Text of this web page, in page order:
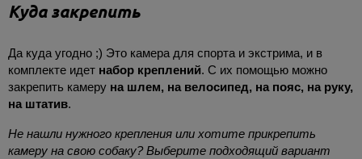
Куда закрепить
Да куда угодно ;) Это камера для спорта и экстрима, и в
комплекте идет набор креплений. С их помощью можно
закрепить камеру на шлем, на велосипед, на пояс, на руку,
на штатив.
Не нашли нужного крепления или хотите прикрепить
камеру на свою собаку? Выберите подходящий вариант